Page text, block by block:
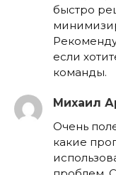
быстро
если
команды.
Михаил
Очень
какие